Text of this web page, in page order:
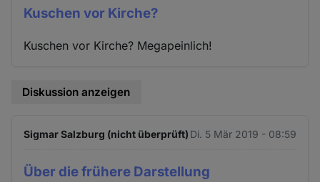
Kuschen vor Kirche?
Kuschen vor Kirche? Megapeinlich!
Diskussion anzeigen
Sigmar Salzburg (nicht überprüft) Di. 5 Mär 2019 - 08:59
Über die frühere Darstellung